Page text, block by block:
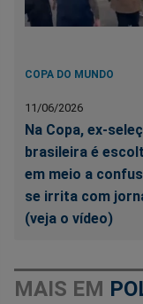
COPA DO MUNDO
11/06/2026
Na Copa, ex-
brasileira é
em meio a
se irrita com
(veja o vídeo)
MAIS EM